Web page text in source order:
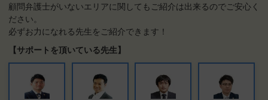
顧問弁護士がいないエリアに関してもご紹介は出来るのでご安心く
ださい。
必ずお力になれる先生をご紹介できます！
【サポートを頂いている先生】